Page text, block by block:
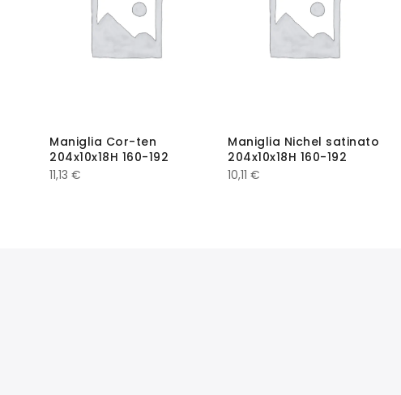
Maniglia Cor-ten
204x10x18H 160-192
11,13 €
Maniglia Nichel satinato
204x10x18H 160-192
10,11 €